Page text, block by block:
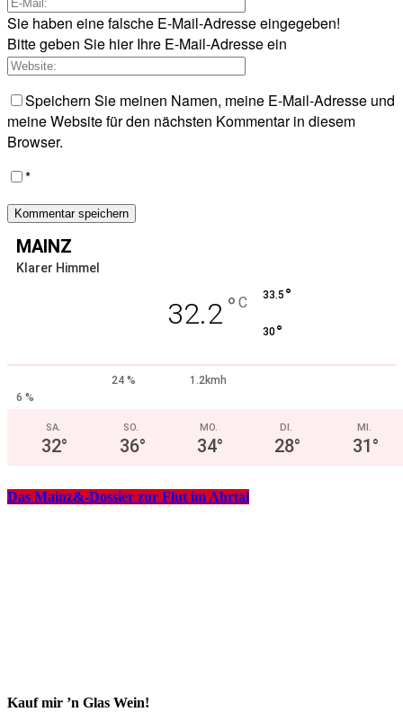
Sie haben eine falsche E-Mail-Adresse eingegeben!
Bitte geben Sie hier Ihre E-Mail-Adresse ein
Speichern Sie meinen Namen, meine E-Mail-Adresse und
meine Website für den nächsten Kommentar in diesem
Browser.
*
MAINZ
Klarer Himmel
32.2 ° C 33.5 °
30°
24 %
1.2kmh
6 %
SA.
32°
SO.
36°
MO.
34°
DI.
28°
MI.
31°
Das Mainz&-Dossier zur Flut im Ahrtal
Kauf mir ’n Glas Wein!